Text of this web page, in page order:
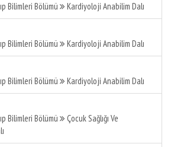
Bilimleri Bölümü Kardiyoloji Anabilim Dalı
Bilimleri Bölümü Kardiyoloji Anabilim Dalı
Bilimleri Bölümü Kardiyoloji Anabilim Dalı
Bilimleri Bölümü
Çocuk Sağlığı Ve